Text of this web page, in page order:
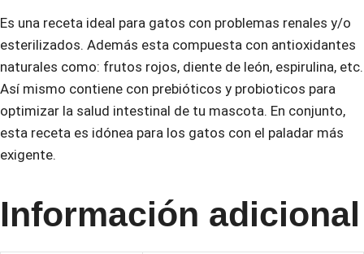
Es una receta ideal para gatos con problemas renales y/o
esterilizados. Además esta compuesta con antioxidantes
naturales como: frutos rojos, diente de león, espirulina, etc.
Así mismo contiene con prebióticos y probioticos para
optimizar la salud intestinal de tu mascota. En conjunto,
esta receta es idónea para los gatos con el paladar más
exigente.
Información adicional